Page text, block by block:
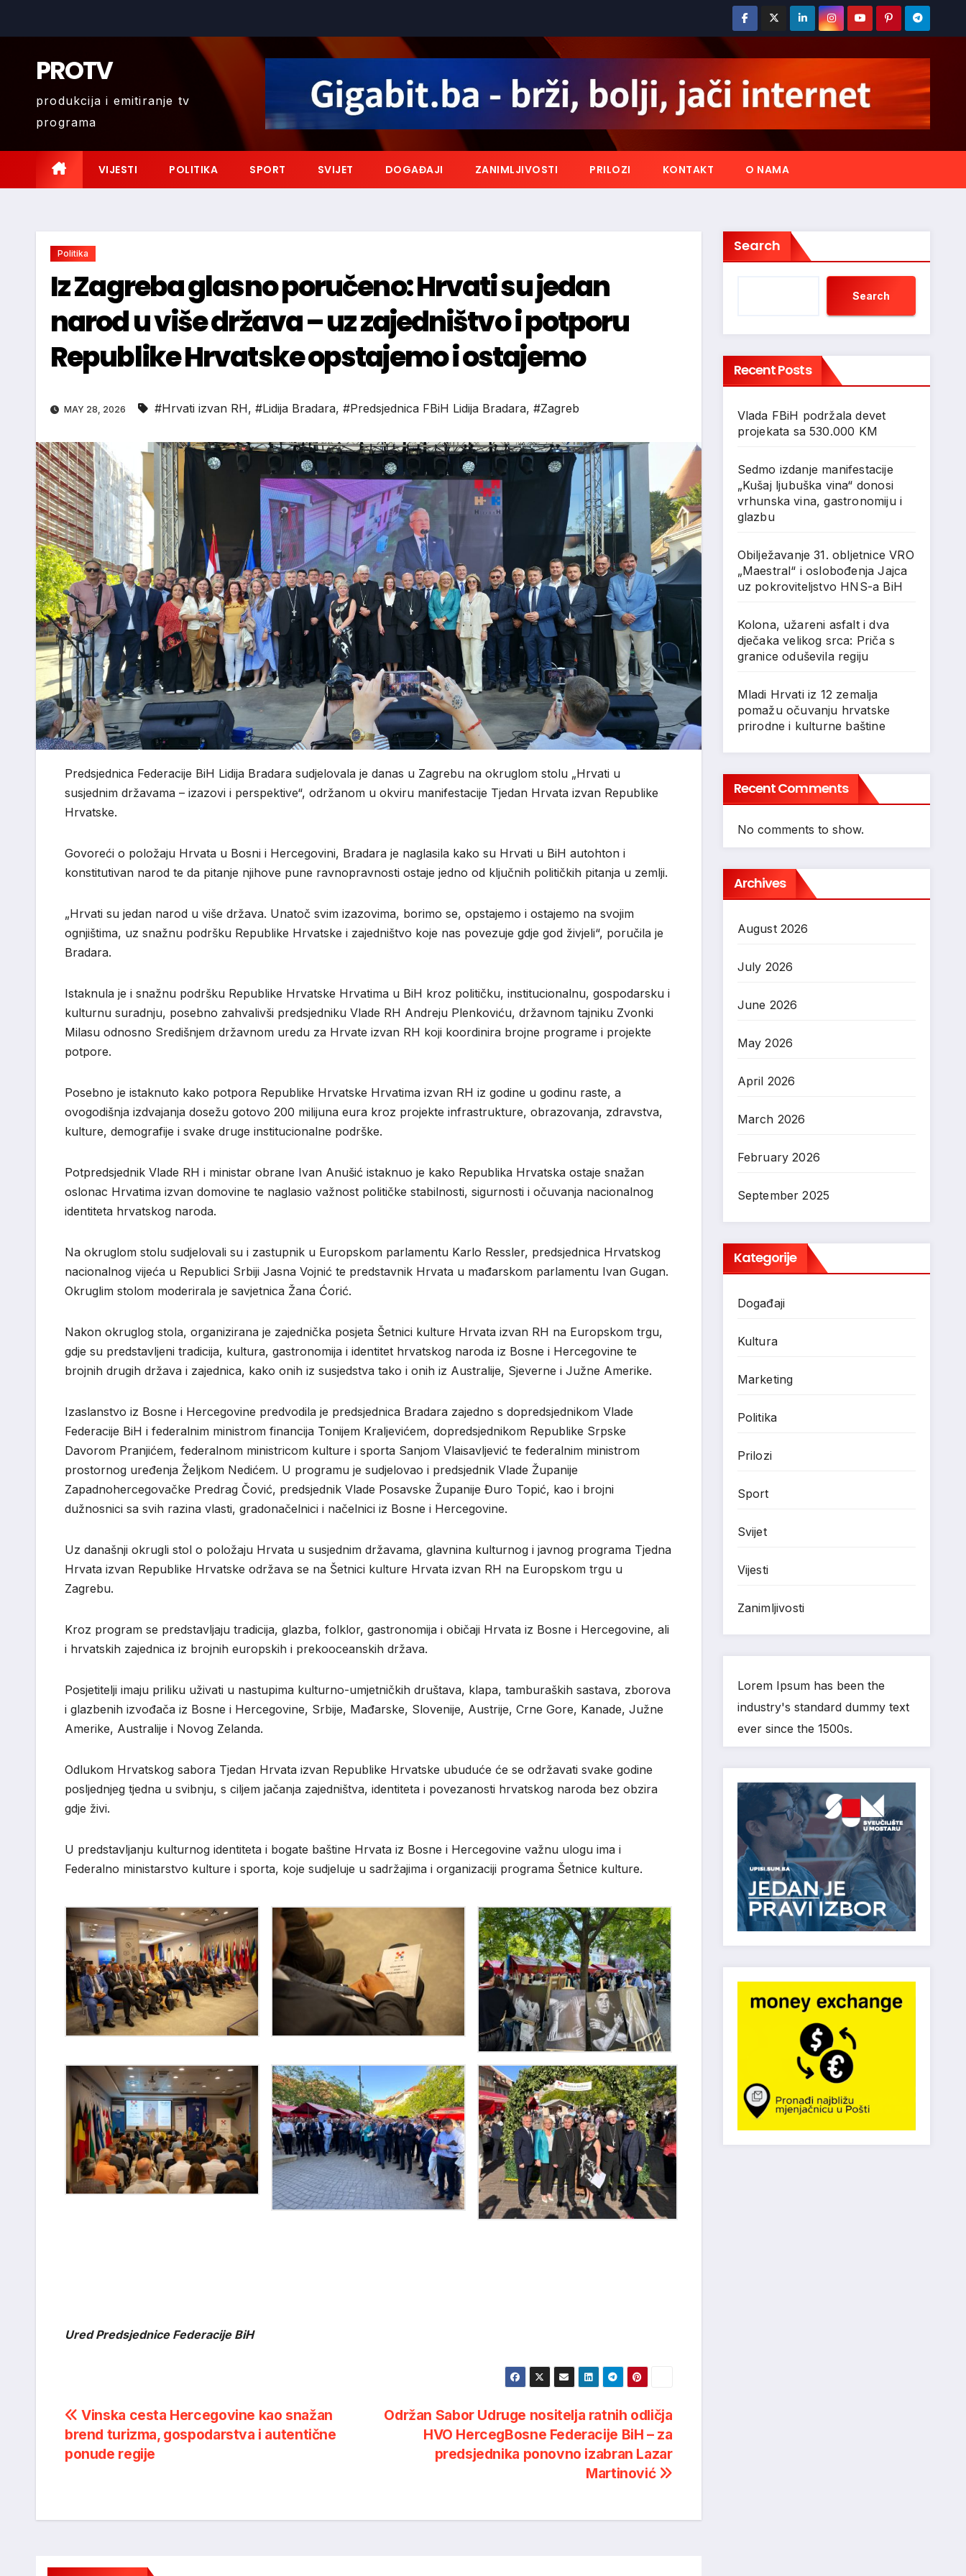
PROTV
produkcija i emitiranje tv
programa
VIJESTI POLITIKA SPORT SVIJET DOGAĐAJI ZANIMLJIVOSTI PRILOZI KONTAKT O NAMA
Politika
Iz Zagreba glasno poručeno: Hrvati su jedan
narod u više država – uz zajedništvo i potporu
Republike Hrvatske opstajemo i ostajemo
MAY 28, 2026 #Hrvati izvan RH, #Lidija Bradara, #Predsjednica FBiH Lidija Bradara, #Zagreb
Predsjednica Federacije BiH Lidija Bradara sudjelovala je danas u Zagrebu na okruglom stolu „Hrvati u
susjednim državama – izazovi i perspektive“, održanom u okviru manifestacije Tjedan Hrvata izvan Republike
Hrvatske.
Govoreći o položaju Hrvata u Bosni i Hercegovini, Bradara je naglasila kako su Hrvati u BiH autohton i
konstitutivan narod te da pitanje njihove pune ravnopravnosti ostaje jedno od ključnih političkih pitanja u zemlji.
„Hrvati su jedan narod u više država. Unatoč svim izazovima, borimo se, opstajemo i ostajemo na svojim
ognjištima, uz snažnu podršku Republike Hrvatske i zajedništvo koje nas povezuje gdje god živjeli“, poručila je
Bradara.
Istaknula je i snažnu podršku Republike Hrvatske Hrvatima u BiH kroz političku, institucionalnu, gospodarsku i
kulturnu suradnju, posebno zahvalivši predsjedniku Vlade RH Andreju Plenkoviću, državnom tajniku Zvonki
Milasu odnosno Središnjem državnom uredu za Hrvate izvan RH koji koordinira brojne programe i projekte
potpore.
Posebno je istaknuto kako potpora Republike Hrvatske Hrvatima izvan RH iz godine u godinu raste, a
ovogodišnja izdvajanja dosežu gotovo 200 milijuna eura kroz projekte infrastrukture, obrazovanja, zdravstva,
kulture, demografije i svake druge institucionalne podrške.
Potpredsjednik Vlade RH i ministar obrane Ivan Anušić istaknuo je kako Republika Hrvatska ostaje snažan
oslonac Hrvatima izvan domovine te naglasio važnost političke stabilnosti, sigurnosti i očuvanja nacionalnog
identiteta hrvatskog naroda.
Na okruglom stolu sudjelovali su i zastupnik u Europskom parlamentu Karlo Ressler, predsjednica Hrvatskog
nacionalnog vijeća u Republici Srbiji Jasna Vojnić te predstavnik Hrvata u mađarskom parlamentu Ivan Gugan.
Okruglim stolom moderirala je savjetnica Žana Ćorić.
Nakon okruglog stola, organizirana je zajednička posjeta Šetnici kulture Hrvata izvan RH na Europskom trgu,
gdje su predstavljeni tradicija, kultura, gastronomija i identitet hrvatskog naroda iz Bosne i Hercegovine te
brojnih drugih država i zajednica, kako onih iz susjedstva tako i onih iz Australije, Sjeverne i Južne Amerike.
Izaslanstvo iz Bosne i Hercegovine predvodila je predsjednica Bradara zajedno s dopredsjednikom Vlade
Federacije BiH i federalnim ministrom financija Tonijem Kraljevićem, dopredsjednikom Republike Srpske
Davorom Pranjićem, federalnom ministricom kulture i sporta Sanjom Vlaisavljević te federalnim ministrom
prostornog uređenja Željkom Nedićem. U programu je sudjelovao i predsjednik Vlade Županije
Zapadnohercegovačke Predrag Čović, predsjednik Vlade Posavske Županije Đuro Topić, kao i brojni
dužnosnici sa svih razina vlasti, gradonačelnici i načelnici iz Bosne i Hercegovine.
Uz današnji okrugli stol o položaju Hrvata u susjednim državama, glavnina kulturnog i javnog programa Tjedna
Hrvata izvan Republike Hrvatske održava se na Šetnici kulture Hrvata izvan RH na Europskom trgu u
Zagrebu.
Kroz program se predstavljaju tradicija, glazba, folklor, gastronomija i običaji Hrvata iz Bosne i Hercegovine, ali
i hrvatskih zajednica iz brojnih europskih i prekooceanskih država.
Posjetitelji imaju priliku uživati u nastupima kulturno-umjetničkih društava, klapa, tamburaških sastava, zborova
i glazbenih izvođača iz Bosne i Hercegovine, Srbije, Mađarske, Slovenije, Austrije, Crne Gore, Kanade, Južne
Amerike, Australije i Novog Zelanda.
Odlukom Hrvatskog sabora Tjedan Hrvata izvan Republike Hrvatske ubuduće će se održavati svake godine
posljednjeg tjedna u svibnju, s ciljem jačanja zajedništva, identiteta i povezanosti hrvatskog naroda bez obzira
gdje živi.
U predstavljanju kulturnog identiteta i bogate baštine Hrvata iz Bosne i Hercegovine važnu ulogu ima i
Federalno ministarstvo kulture i sporta, koje sudjeluje u sadržajima i organizaciji programa Šetnice kulture.
Ured Predsjednice Federacije BiH
Post
navigation
Održan Sabor Udruge nositelja ratnih odličja
HVO HercegBosne Federacije BiH – za
predsjednika ponovno izabran Lazar
Martinović
Vinska cesta Hercegovine kao snažan
brend turizma, gospodarstva i autentične
ponude regije
Search
Search
Recent Posts
Vlada FBiH podržala devet
projekata sa 530.000 KM
Sedmo izdanje manifestacije
„Kušaj ljubuška vina“ donosi
vrhunska vina, gastronomiju i
glazbu
Obilježavanje 31. obljetnice VRO
„Maestral“ i oslobođenja Jajca
uz pokroviteljstvo HNS-a BiH
Kolona, užareni asfalt i dva
dječaka velikog srca: Priča s
granice oduševila regiju
Mladi Hrvati iz 12 zemalja
pomažu očuvanju hrvatske
prirodne i kulturne baštine
Recent Comments
No comments to show.
Archives
August 2026
July 2026
June 2026
May 2026
April 2026
March 2026
February 2026
September 2025
Kategorije
Događaji
Kultura
Marketing
Politika
Prilozi
Sport
Svijet
Vijesti
Zanimljivosti
Lorem Ipsum has been the
industry's standard dummy text
ever since the 1500s.